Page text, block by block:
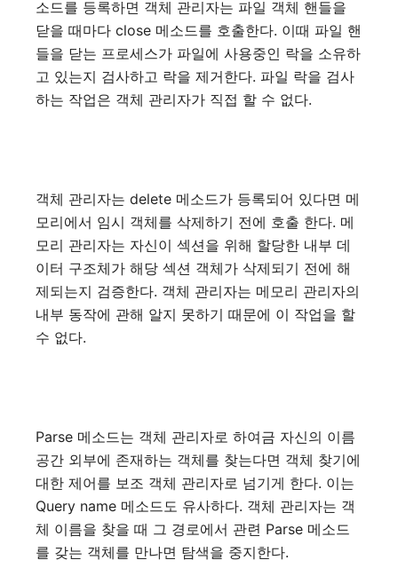
소드를 등록하면 객체 관리자는 파일 객체 핸들을
닫을 때마다 close 메소드를 호출한다. 이때 파일 핸
들을 닫는 프로세스가 파일에 사용중인 락을 소유하
고 있는지 검사하고 락을 제거한다. 파일 락을 검사
하는 작업은 객체 관리자가 직접 할 수 없다.
객체 관리자는 delete 메소드가 등록되어 있다면 메
모리에서 임시 객체를 삭제하기 전에 호출 한다. 메
모리 관리자는 자신이 섹션을 위해 할당한 내부 데
이터 구조체가 해당 섹션 객체가 삭제되기 전에 해
제되는지 검증한다. 객체 관리자는 메모리 관리자의
내부 동작에 관해 알지 못하기 때문에 이 작업을 할
수 없다.
Parse 메소드는 객체 관리자로 하여금 자신의 이름
공간 외부에 존재하는 객체를 찾는다면 객체 찾기에
대한 제어를 보조 객체 관리자로 넘기게 한다. 이는
Query name 메소드도 유사하다. 객체 관리자는 객
체 이름을 찾을 때 그 경로에서 관련 Parse 메소드
를 갖는 객체를 만나면 탐색을 중지한다.